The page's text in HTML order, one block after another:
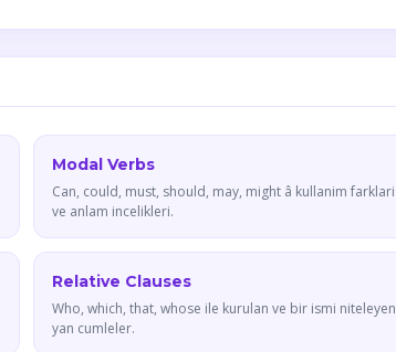
Modal Verbs
Can, could, must, should, may, might â kullanim farklari
ve anlam incelikleri.
Relative Clauses
Who, which, that, whose ile kurulan ve bir ismi niteleyen
yan cumleler.